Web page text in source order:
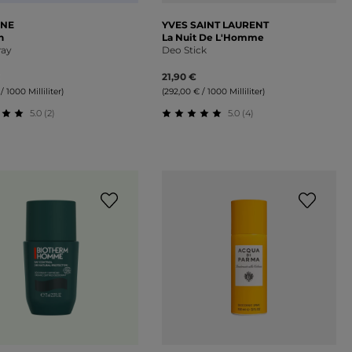
/ 1000 Milliliter)
5.0 (2)
YVES SAINT LAURENT
La Nuit De L'Homme
Deo Stick
21,90 €
(292,00 € / 1000 Milliliter)
5.0 (4)